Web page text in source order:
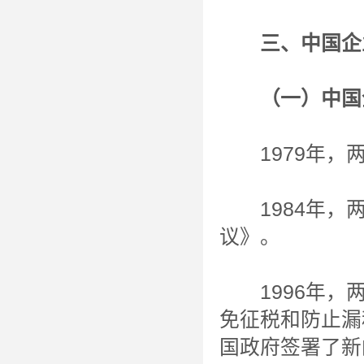
三、中国企
（一）中国
1979年，两
1984年，两
议》。
1996年，两
免征税和防止
国政府签署了